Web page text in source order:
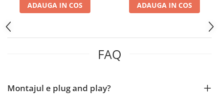
Porsche
Dodge
ADAUGA IN COS ADAUGA IN COS
FAQ
Montajul e plug and play?